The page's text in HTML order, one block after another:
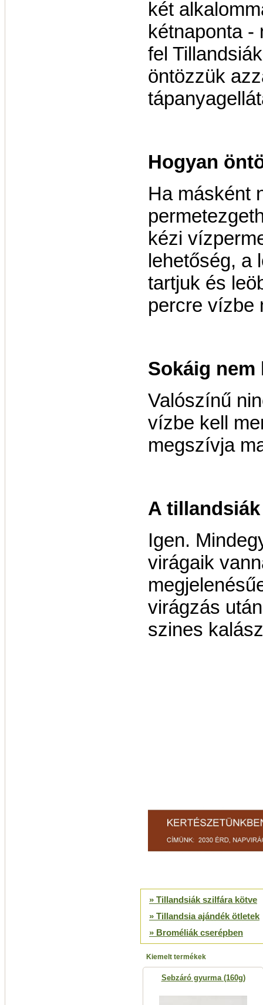
két
kétnaponta -
fel
öntözzük
Hogyan
Ha másként
kézi
lehetőség, a
tartjuk és
percre vízbe
Sokáig
Valószínű
vízbe kell
megszívja
A
Igen.
virágaik
virágzás
szines
» Tillandsiák szilfára kötve
» Tillandsia ajándék ötletek
» Broméliák cserépben
Kiemelt termékek
Sebzáró gyurma (160g)